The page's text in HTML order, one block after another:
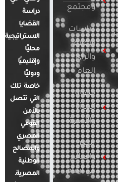
ومجتمع
دراسات
الإعلام
والرأي
العام
قضايا
المرأة
والأسرة
مصر
والعالم
في أرقام
دراسة
القضايا
الاستراتيجية
محليًا
وإقليميًا
ودوليًا
خاصة تلك
التي تتصل
بالأمن
القومي
المصري
والمصالح
الوطنية
المصرية.